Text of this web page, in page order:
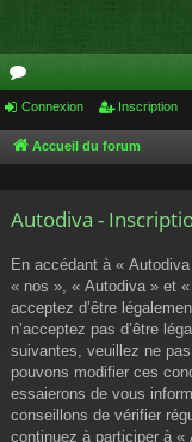
or
u
s
Connexion Inscription
Accueil du forum
Autodiva -
En accédant à «
« nos », « Autodiva » et
acceptez d’être
n’acceptez pas d’être
suivantes, veuillez ne
pouvons modifier ces
essaierons de vous
conseillons de vérifier
continuez à participer à